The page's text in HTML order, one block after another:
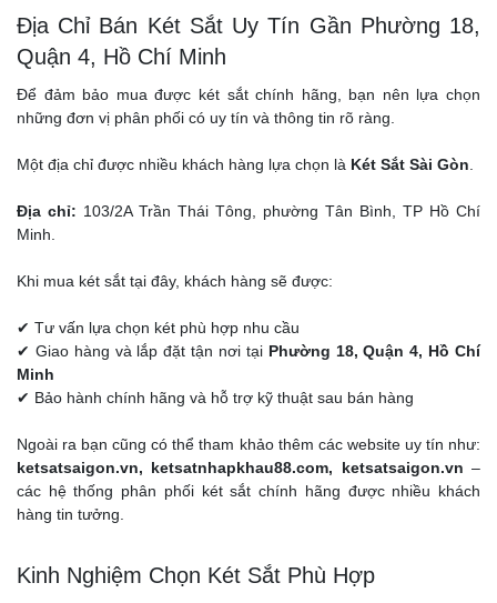
Địa Chỉ Bán Két Sắt Uy Tín Gần Phường 18,
Quận 4, Hồ Chí Minh
Để đảm bảo mua được két sắt chính hãng, bạn nên lựa chọn
những đơn vị phân phối có uy tín và thông tin rõ ràng.
Một địa chỉ được nhiều khách hàng lựa chọn là Két Sắt Sài Gòn
Địa chỉ: 103/2A Trần Thái Tông, phường Tân Bình, TP Hồ Chí
Minh.
Khi mua két sắt tại đây, khách hàng sẽ được:
✔ Tư vấn lựa chọn két phù hợp nhu cầu
✔ Giao hàng và lắp đặt tận nơi tại Phường 18, Quận 4, Hồ Chí
Minh
✔ Bảo hành chính hãng và hỗ trợ kỹ thuật sau bán hàng
Ngoài ra bạn cũng có thể tham khảo thêm các website uy tín như:
ketsatsaigon.vn, ketsatnhapkhau88.com, ketsatsaigon.vn –
các hệ thống phân phối két sắt chính hãng được nhiều khách
hàng tin tưởng.
Kinh Nghiệm Chọn Két Sắt Phù Hợp